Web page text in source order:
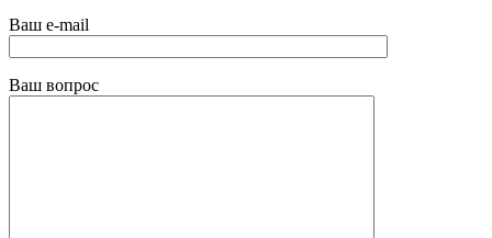
Ваш e-mail
Ваш вопрос